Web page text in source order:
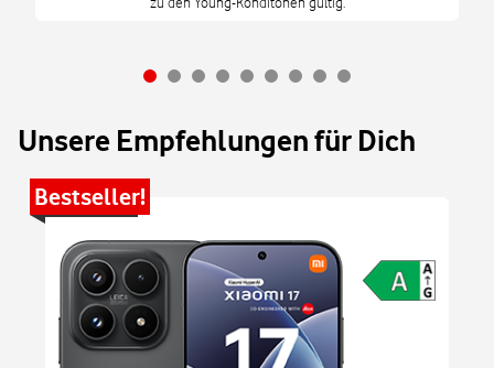
Unsere Empfehlungen für Dich
Bestseller!